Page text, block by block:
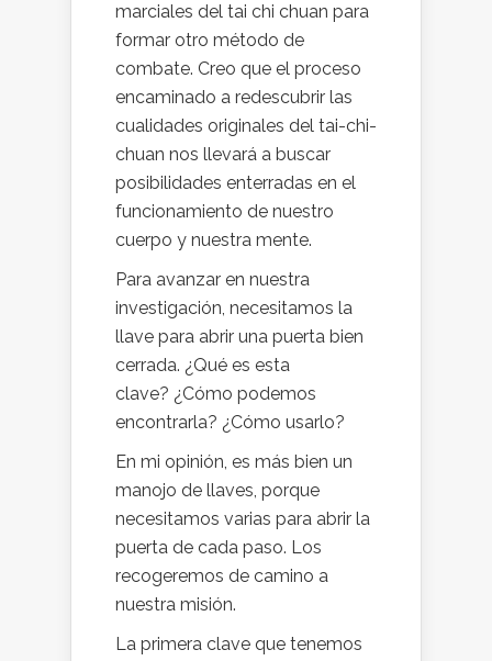
marciales del tai chi chuan para
formar otro método de
combate. Creo que el proceso
encaminado a redescubrir las
cualidades originales del tai-chi-
chuan nos llevará a buscar
posibilidades enterradas en el
funcionamiento de nuestro
cuerpo y nuestra mente.
Para avanzar en nuestra
investigación, necesitamos la
llave para abrir una puerta bien
cerrada. ¿Qué es esta
clave? ¿Cómo podemos
encontrarla? ¿Cómo usarlo?
En mi opinión, es más bien un
manojo de llaves, porque
necesitamos varias para abrir la
puerta de cada paso. Los
recogeremos de camino a
nuestra misión.
La primera clave que tenemos